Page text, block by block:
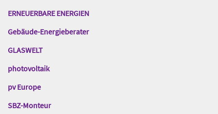
ERNEUERBARE ENERGIEN
Gebäude-Energieberater
GLASWELT
photovoltaik
pv Europe
SBZ-Monteur